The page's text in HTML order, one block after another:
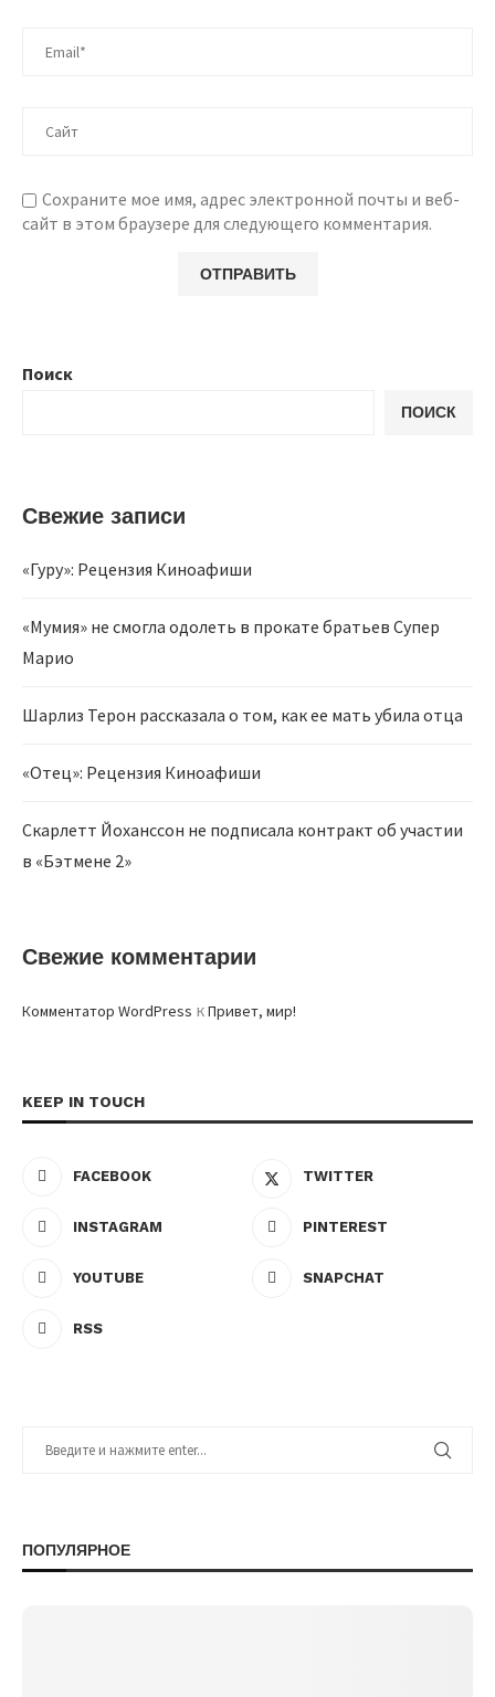
Сохраните мое имя, адрес электронной почты и веб-
сайт в этом браузере для следующего комментария.
Поиск
ПОИСК
Свежие записи
«Гуру»: Рецензия Киноафиши
«Мумия» не смогла одолеть в прокате братьев Супер
Марио
Шарлиз Терон рассказала о том, как ее мать убила отца
«Отец»: Рецензия Киноафиши
Скарлетт Йоханссон не подписала контракт об участии
в «Бэтмене 2»
Свежие комментарии
Комментатор WordPress кПривет, мир!
KEEP IN TOUCH
FACEBOOK TWITTER
INSTAGRAM PINTEREST
YOUTUBE SNAPCHAT
RSS
ПОПУЛЯРНОЕ